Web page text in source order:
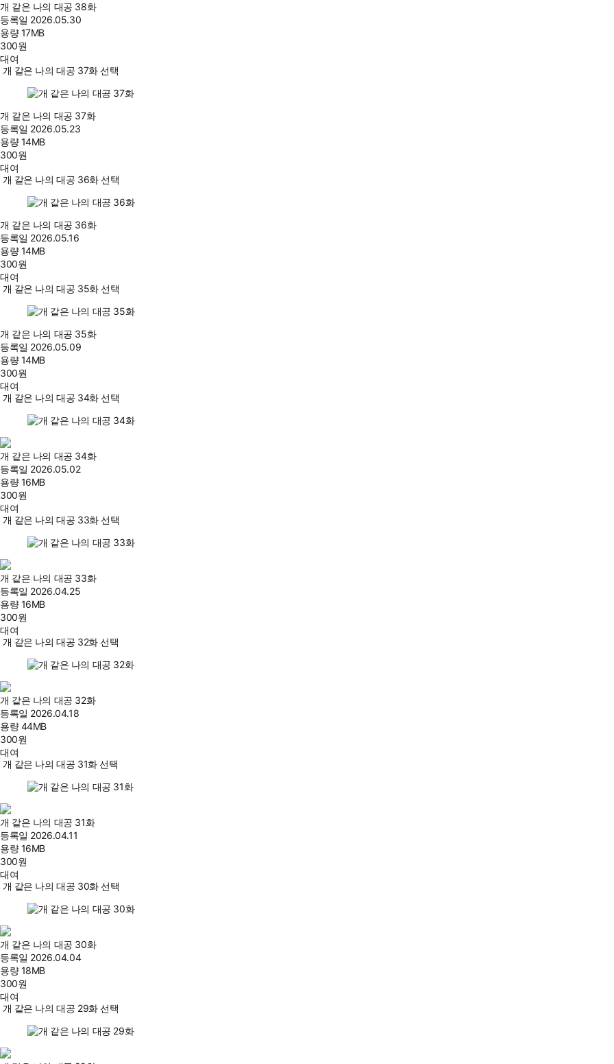
개 같은 나의 대공 38화
등록일 2026.05.30
용량17MB
300원
대여
개 같은 나의 대공 37화 선택
개 같은 나의 대공 37화
등록일 2026.05.23
용량14MB
300원
대여
개 같은 나의 대공 36화 선택
개 같은 나의 대공 36화
등록일 2026.05.16
용량14MB
300원
대여
개 같은 나의 대공 35화 선택
개 같은 나의 대공 35화
등록일 2026.05.09
용량14MB
300원
대여
개 같은 나의 대공 34화 선택
개 같은 나의 대공 34화
등록일 2026.05.02
용량16MB
300원
대여
개 같은 나의 대공 33화 선택
개 같은 나의 대공 33화
등록일 2026.04.25
용량16MB
300원
대여
개 같은 나의 대공 32화 선택
개 같은 나의 대공 32화
등록일 2026.04.18
용량44MB
300원
대여
개 같은 나의 대공 31화 선택
개 같은 나의 대공 31화
등록일 2026.04.11
용량16MB
300원
대여
개 같은 나의 대공 30화 선택
개 같은 나의 대공 30화
등록일 2026.04.04
용량18MB
300원
대여
개 같은 나의 대공 29화 선택